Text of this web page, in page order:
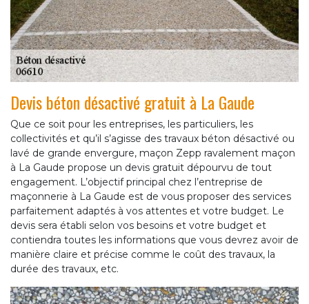
Devis béton désactivé gratuit à La Gaude
Que ce soit pour les entreprises, les particuliers, les
collectivités et qu’il s’agisse des travaux béton désactivé ou
lavé de grande envergure, maçon Zepp ravalement maçon
à La Gaude propose un devis gratuit dépourvu de tout
engagement. L’objectif principal chez l’entreprise de
maçonnerie à La Gaude est de vous proposer des services
parfaitement adaptés à vos attentes et votre budget. Le
devis sera établi selon vos besoins et votre budget et
contiendra toutes les informations que vous devrez avoir de
manière claire et précise comme le coût des travaux, la
durée des travaux, etc.